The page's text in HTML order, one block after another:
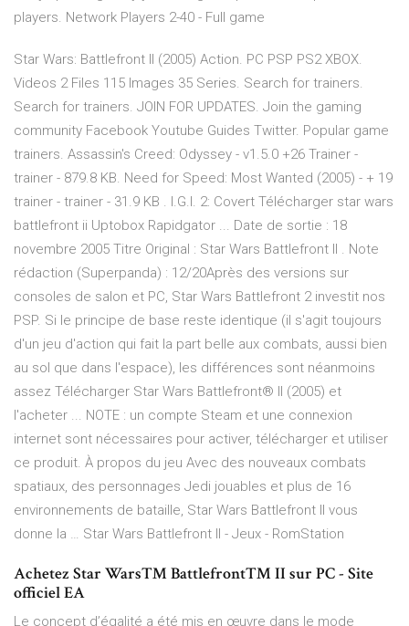
players. Network Players 2-40 - Full game
Star Wars: Battlefront II (2005) Action. PC PSP PS2 XBOX.
Videos 2 Files 115 Images 35 Series. Search for trainers.
Search for trainers. JOIN FOR UPDATES. Join the gaming
community Facebook Youtube Guides Twitter. Popular game
trainers. Assassin's Creed: Odyssey - v1.5.0 +26 Trainer -
trainer - 879.8 KB. Need for Speed: Most Wanted (2005) - + 19
trainer - trainer - 31.9 KB . I.G.I. 2: Covert Télécharger star wars
battlefront ii Uptobox Rapidgator ... Date de sortie : 18
novembre 2005 Titre Original : Star Wars Battlefront II . Note
rédaction (Superpanda) : 12/20Après des versions sur
consoles de salon et PC, Star Wars Battlefront 2 investit nos
PSP. Si le principe de base reste identique (il s'agit toujours
d'un jeu d'action qui fait la part belle aux combats, aussi bien
au sol que dans l'espace), les différences sont néanmoins
assez Télécharger Star Wars Battlefront® II (2005) et
l'acheter ... NOTE : un compte Steam et une connexion
internet sont nécessaires pour activer, télécharger et utiliser
ce produit. À propos du jeu Avec des nouveaux combats
spatiaux, des personnages Jedi jouables et plus de 16
environnements de bataille, Star Wars Battlefront II vous
donne la … Star Wars Battlefront II - Jeux - RomStation
Achetez Star Wars™ Battlefront™ II sur PC - Site
officiel EA
Le concept d’égalité a été mis en œuvre dans le mode